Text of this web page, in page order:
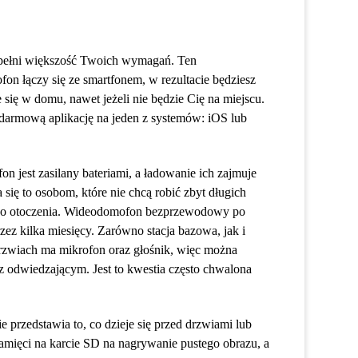
większość Twoich wymagań. Ten
łączy się ze smartfonem, w rezultacie będziesz
się w domu, nawet jeżeli nie będzie Cię na miejscu.
aplikację na jeden z systemów: iOS lub
jest zasilany bateriami, a ładowanie ich zajmuje
to osobom, które nie chcą robić zbyt długich
otoczenia. Wideodomofon bezprzewodowy po
kilka miesięcy. Zarówno stacja bazowa, jak i
ma mikrofon oraz głośnik, więc można
Jest to kwestia często chwalona
przedstawia to, co dzieje się przed drzwiami lub
na karcie SD na nagrywanie pustego obrazu, a